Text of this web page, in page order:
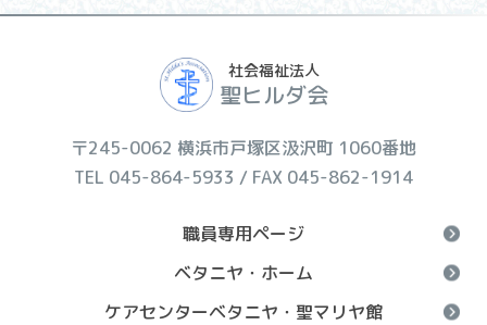
社会福祉法人
聖ヒルダ会
〒245-0062 横浜市戸塚区汲沢町 1060番地
TEL 045-864-5933 / FAX 045-862-1914
職員専用ページ
ベタニヤ・ホーム
ケアセンターベタニヤ・聖マリヤ館